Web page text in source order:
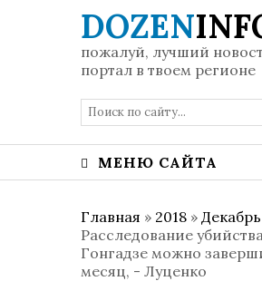
DOZEN
пожалуй, лучший
портал в твоем регионе
МЕНЮ САЙТА
Главная » 2018 » Декабрь
Расследование
Гонгадзе можно
месяц, - Луценко